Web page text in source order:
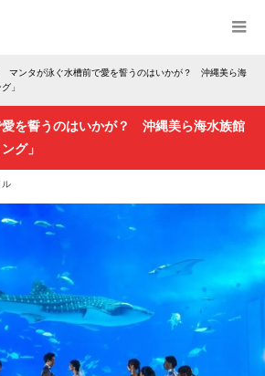
マンタが泳ぐ水槽前で愛を誓うのはいかが？ 沖縄美ら海
」
愛を誓うのはいかが？ 沖縄美ら海水族館
グ」
ル